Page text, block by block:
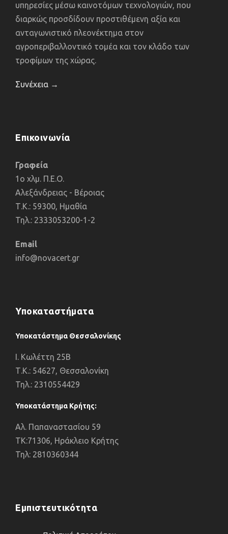
υπηρεσίες μέσω καινοτόμων τεχνολογιών, που
διαρκώς προσδίδουν προστιθέμενη αξία και
ανταγωνιστικό πλεονέκτημα στον
αγροπεριβαλλοντικό τομέα και τον κλάδο των
τροφίμων της χώρας.
Συνέχεια →
Επικοινωνία
Γραφεία
1o χλμ. Π.Ε.Ο.
Αλεξάνδρειας - Βέροιας
Τ.Κ.: 59300, Ημαθία
Τηλ.: 2333053200-1-2
Email
info@novacert.gr
Υποκαταστήματα
Υποκατάστημα Θεσσαλονίκης
I. Κωλέττη 25Β
Τ.Κ.: 54627, Θεσσαλονίκη
Τηλ.: 2310554429
Υποκατάστημα Κρήτης:
Αλ. Παπαναστασίου 59
ΤΚ:71306, Ηράκλειο Κρήτης
Τηλ: 2810360344
Εμπιστευτικότητα